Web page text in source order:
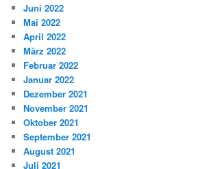
Juni 2022
Mai 2022
April 2022
März 2022
Februar 2022
Januar 2022
Dezember 2021
November 2021
Oktober 2021
September 2021
August 2021
Juli 2021